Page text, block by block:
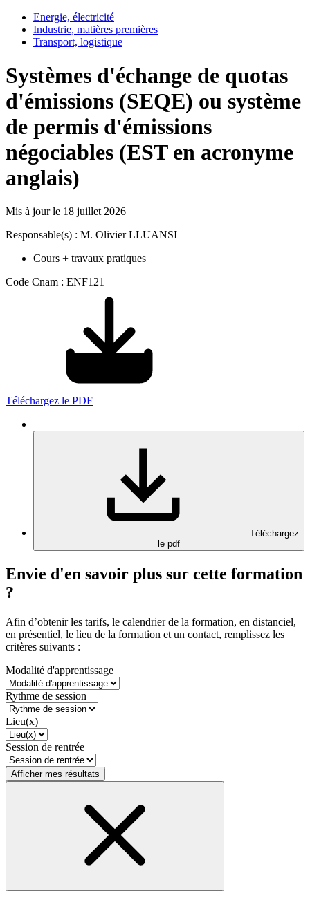
Energie, électricité
Industrie, matières premières
Transport, logistique
Systèmes d'échange de quotas
d'émissions (SEQE) ou système
de permis d'émissions
négociables (EST en acronyme
anglais)
Mis à jour le 18 juillet 2026
Responsable(s) : M. Olivier LLUANSI
Cours + travaux pratiques
Code Cnam : ENF121
Téléchargez le PDF
Téléchargez
le pdf
Envie d'en savoir plus sur cette formation
?
Afin d’obtenir les tarifs, le calendrier de la formation, en distanciel,
en présentiel, le lieu de la formation et un contact, remplissez les
critères suivants :
Modalité d'apprentissage
Rythme de session
Lieu(x)
Session de rentrée
Afficher mes résultats